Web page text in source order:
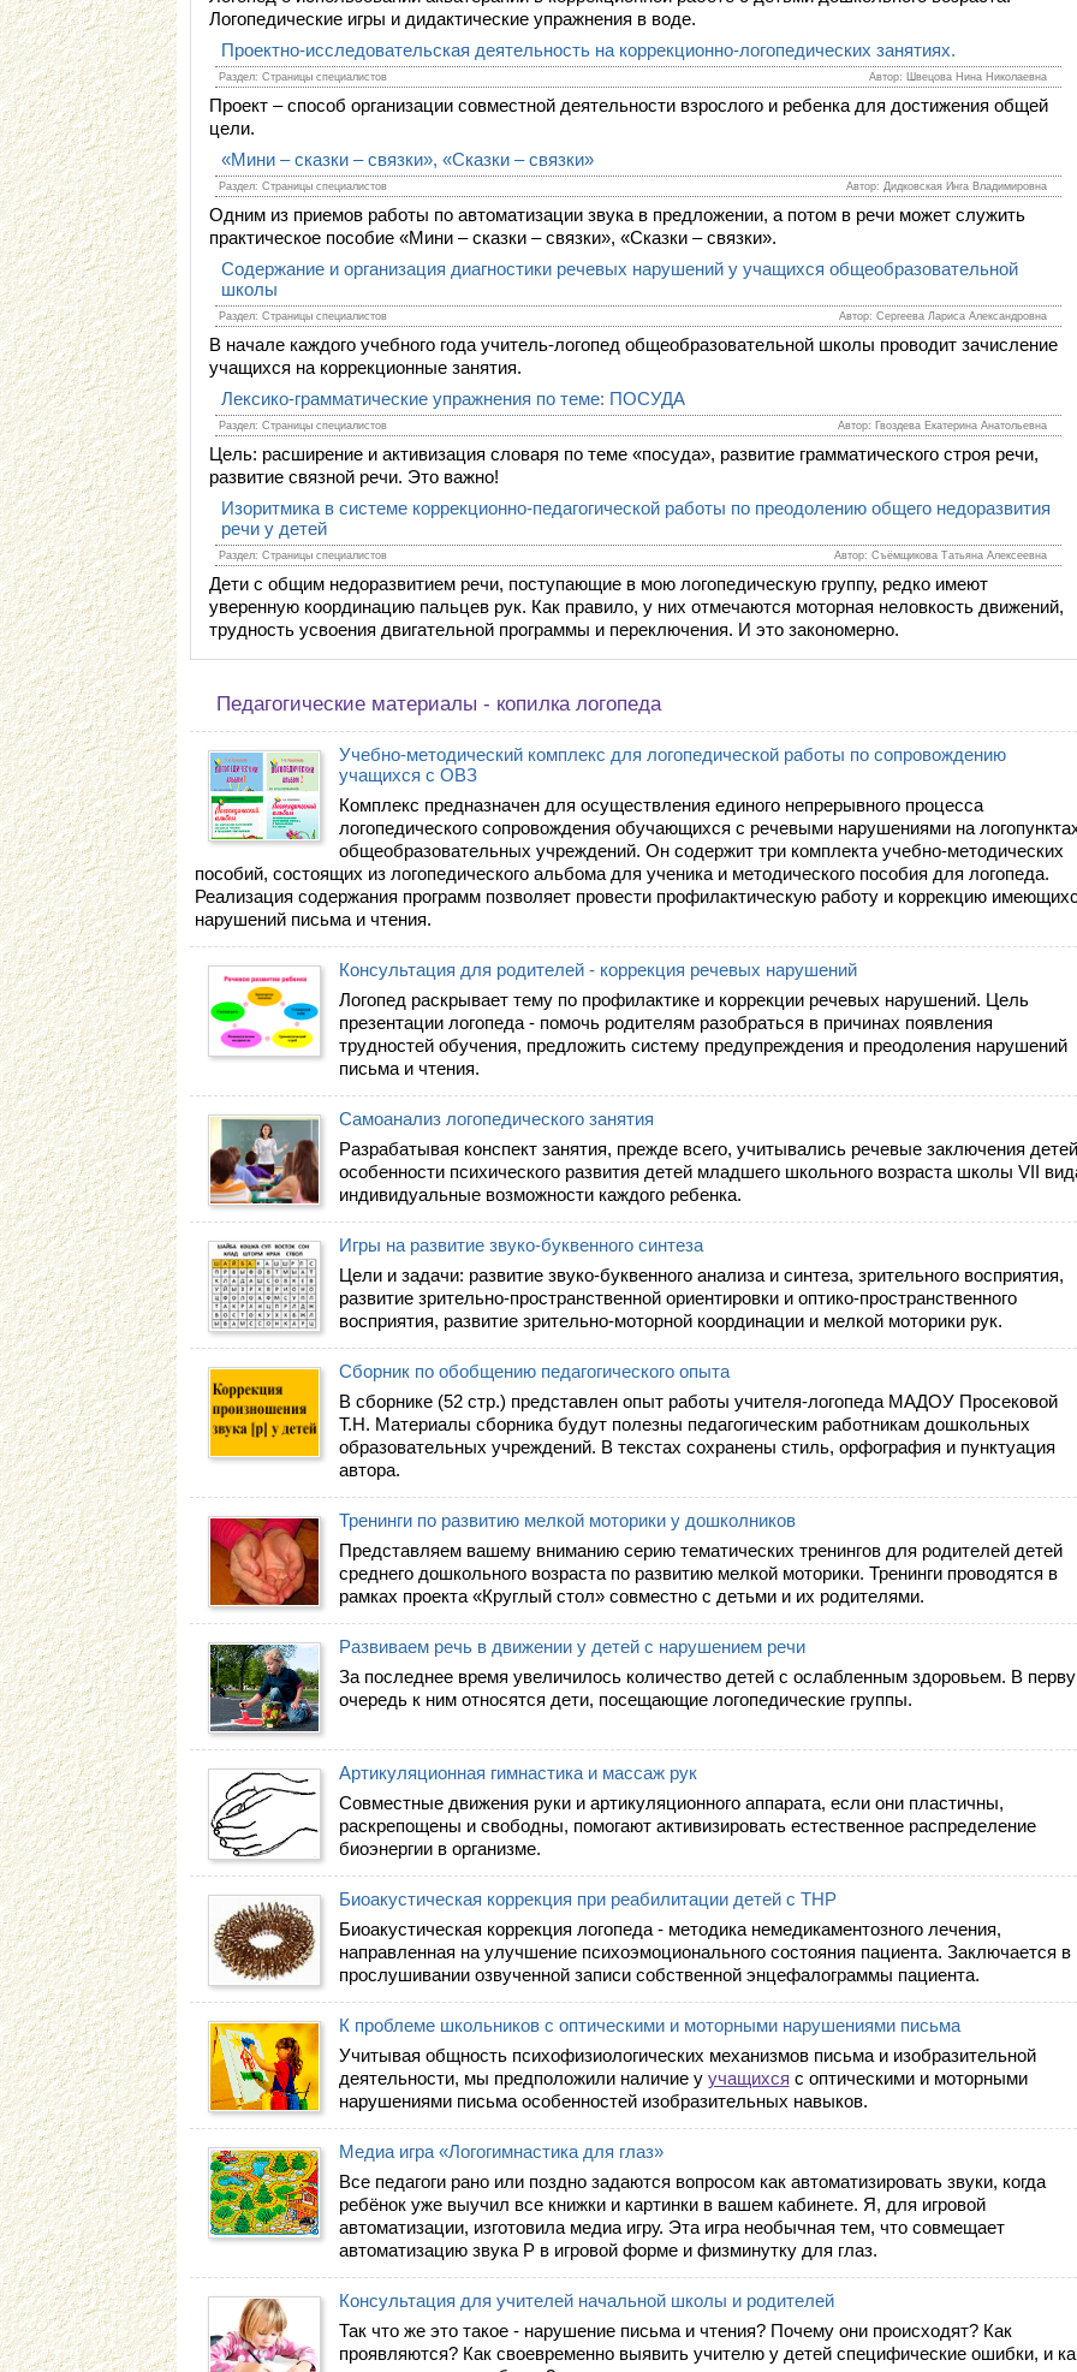
Логопедические игры и дидактические упражнения в воде.
Проектно-исследовательская деятельность на коррекционно-логопедических занятиях.
Раздел: Страницы специалистов Автор: Швецова Нина Николаевна
Проект – способ организации совместной деятельности взрослого и ребенка для достижения общей
цели.
«Мини – сказки – связки», «Сказки – связки»
Раздел: Страницы специалистов Автор: Дидковская Инга Владимировна
Одним из приемов работы по автоматизации звука в предложении, а потом в речи может служить
практическое пособие «Мини – сказки – связки», «Сказки – связки».
Содержание и организация диагностики речевых нарушений у учащихся общеобразовательной
школы
Раздел: Страницы специалистов Автор: Сергеева Лариса Александровна
В начале каждого учебного года учитель-логопед общеобразовательной школы проводит зачисление
учащихся на коррекционные занятия.
Лексико-грамматические упражнения по теме: ПОСУДА
Раздел: Страницы специалистов Автор: Гвоздева Екатерина Анатольевна
Цель: расширение и активизация словаря по теме «посуда», развитие грамматического строя речи,
развитие связной речи. Это важно!
Изоритмика в системе коррекционно-педагогической работы по преодолению общего недоразвития
речи у детей
Раздел: Страницы специалистов Автор: Съёмщикова Татьяна Алексеевна
Дети с общим недоразвитием речи, поступающие в мою логопедическую группу, редко имеют
уверенную координацию пальцев рук. Как правило, у них отмечаются моторная неловкость движений,
трудность усвоения двигательной программы и переключения. И это закономерно.
Педагогические материалы - копилка логопеда
Учебно-методический комплекс для логопедической работы по сопровождению
учащихся с ОВЗ
Комплекс предназначен для осуществления единого непрерывного процесса
логопедического сопровождения обучающихся с речевыми нарушениями на
общеобразовательных учреждений. Он содержит три комплекта учебно-методических
пособий, состоящих из логопедического альбома для ученика и методического пособия для логопеда.
Реализация содержания программ позволяет провести профилактическую работу и коррекцию
нарушений письма и чтения.
Консультация для родителей - коррекция речевых нарушений
Логопед раскрывает тему по профилактике и коррекции речевых нарушений. Цель
презентации логопеда - помочь родителям разобраться в причинах появления
трудностей обучения, предложить систему предупреждения и преодоления нарушений
письма и чтения.
Самоанализ логопедического занятия
Разрабатывая конспект занятия, прежде всего, учитывались речевые заключения
особенности психического развития детей младшего школьного возраста школы VII
индивидуальные возможности каждого ребенка.
Игры на развитие звуко-буквенного синтеза
Цели и задачи: развитие звуко-буквенного анализа и синтеза, зрительного восприятия,
развитие зрительно-пространственной ориентировки и оптико-пространственного
восприятия, развитие зрительно-моторной координации и мелкой моторики рук.
Сборник по обобщению педагогического опыта
В сборнике (52 стр.) представлен опыт работы учителя-логопеда МАДОУ Просековой
Т.Н. Материалы сборника будут полезны педагогическим работникам дошкольных
образовательных учреждений. В текстах сохранены стиль, орфография и пунктуация
автора.
Тренинги по развитию мелкой моторики у дошколников
Представляем вашему вниманию серию тематических тренингов для родителей детей
среднего дошкольного возраста по развитию мелкой моторики. Тренинги проводятся в
рамках проекта «Круглый стол» совместно с детьми и их родителями.
Развиваем речь в движении у детей с нарушением речи
За последнее время увеличилось количество детей с ослабленным здоровьем. В
очередь к ним относятся дети, посещающие логопедические группы.
Артикуляционная гимнастика и массаж рук
Совместные движения руки и артикуляционного аппарата, если они пластичны,
раскрепощены и свободны, помогают активизировать естественное распределение
биоэнергии в организме.
Биоакустическая коррекция при реабилитации детей с ТНР
Биоакустическая коррекция логопеда - методика немедикаментозного лечения,
направленная на улучшение психоэмоционального состояния пациента. Заключается в
прослушивании озвученной записи собственной энцефалограммы пациента.
К проблеме школьников с оптическими и моторными нарушениями письма
Учитывая общность психофизиологических механизмов письма и изобразительной
деятельности, мы предположили наличие у учащихся с оптическими и моторными
нарушениями письма особенностей изобразительных навыков.
Медиа игра «Логогимнастика для глаз»
Все педагоги рано или поздно задаются вопросом как автоматизировать звуки, когда
ребёнок уже выучил все книжки и картинки в вашем кабинете. Я, для игровой
автоматизации, изготовила медиа игру. Эта игра необычная тем, что совмещает
автоматизацию звука Р в игровой форме и физминутку для глаз.
Консультация для учителей начальной школы и родителей
Так что же это такое - нарушение письма и чтения? Почему они происходят? Как
проявляются? Как своевременно выявить учителю у детей специфические ошибки, и